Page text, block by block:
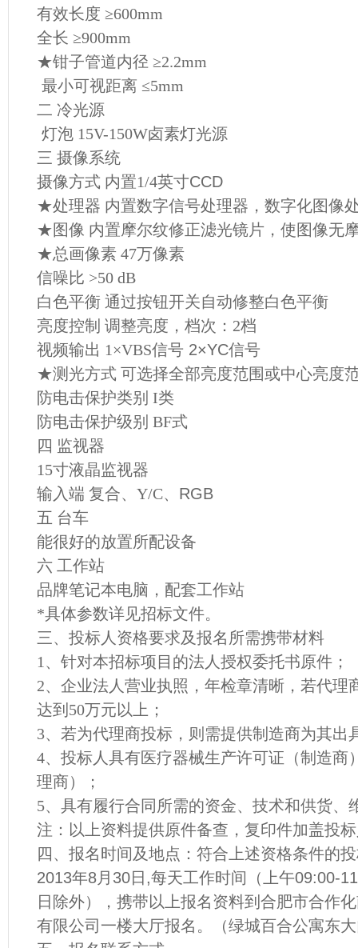
有效长度 ≥600mm
全长 ≥900mm
★钳子管道内径 ≥2.2mm
最小可视距离 ≤5mm
二 冷光源
灯泡 15V-150W卤素灯光源
三 摄像系统
摄像方式 内置1/4英寸CCD
★处理器 内置数字信号处理器，数字化图像
★图像 内置摩尔纹修正滤光镜片，使图像无
★总画像素 47万像素
信噪比 >50 dB
白色平衡 通过按钮开关自动修整白色平衡
亮度控制 调整亮度，档次：2档
视频输出 1×VBS信号 2×YC信号
★测光方式 可选择全部亮度范围或中心亮度
防电击保护类别 I类
防电击保护级别 BF式
四 监视器
15寸液晶监视器
输入端 复合、Y/C、RGB
五 台车
能很好的放置所配设备
六 工作站
品牌笔记本电脑，配套工作站
*具体参数详见招标文件。
三、投标人资格要求及报名所需携带材料
1 、针对本招标项目的法人授权委托书原件；
2、企业法人营业执照，年检章清晰，若代理
达到50万元以上；
3、若为代理商投标，则需提供制造商为其出
4、投标人具有医疗器械生产许可证（制造商
理商）；
5、具有履行合同所需的资金、技术和供货、
注：以上资料提供原件备查，复印件加盖投
四、报名时间及地点：符合上述资格条件的
2013年8月30日,每天工作时间（上午09:00-
日除外），携带以上报名资料到合肥市合作
有限公司一楼大厅报名。（绿城百合公寓东